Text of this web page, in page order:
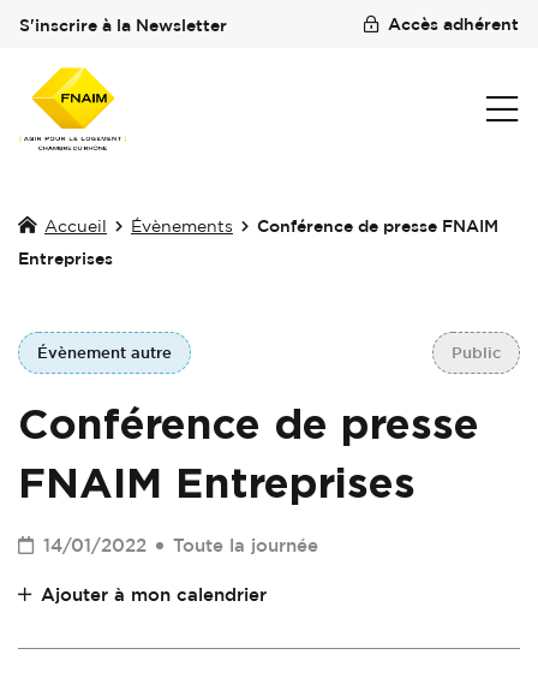
S'inscrire à la Newsletter Accès adhérent
Accueil Évènements
Conférence de presse FNAIM
Entreprises
Évènement autre Public
Conférence de presse
FNAIM Entreprises
14/01/2022 Toute la journée
Ajouter à mon calendrier